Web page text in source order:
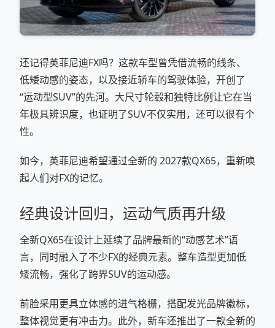
还记得英菲尼迪FX吗？这款车型曾凭借流畅的线条、
低矮动感的姿态，以及接近轿车的驾驶体验，开创了
“运动型SUV”的先河。大尺寸轮毂和独特比例让它在当
年极具辨识度，也证明了SUV不仅实用，还可以很有个
性。
如今，英菲尼迪希望通过全新的 2027款QX65，重新唤
起人们对FX的记忆。
经典设计回归，运动气质再升级
全新QX65在设计上延续了品牌最新的“动感艺术”语
言，同时融入了不少FX的经典元素。整车造型更加低
矮流畅，强化了跨界SUV的运动感。
前脸采用更具立体感的进气格栅，搭配发光品牌徽标，
整体视觉更有冲击力。此外，新车还推出了一款全新的